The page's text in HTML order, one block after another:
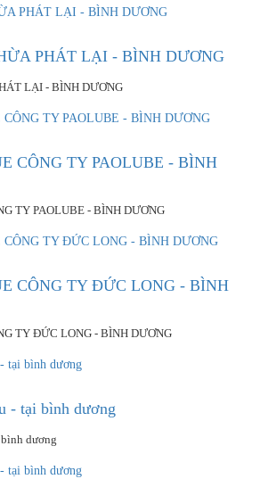
PHÁT LẠI - BÌNH DƯƠNG
LẠI - BÌNH DƯƠNG
CÔNG TY PAOLUBE - BÌNH
TY PAOLUBE - BÌNH DƯƠNG
CÔNG TY ĐỨC LONG - BÌNH
TY ĐỨC LONG - BÌNH DƯƠNG
- tại bình dương
dương